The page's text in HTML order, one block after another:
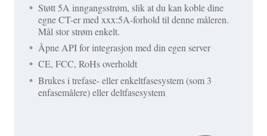
Støtt 5A inngangsstrøm, slik at du kan koble dine
egne CT-er med xxx:5A-forhold til denne måleren.
Mål stor strøm enkelt.
Åpne API for integrasjon med din egen server
CE, FCC, RoHs overholdt
Brukes i trefase- eller enkeltfasesystem (som 3
enfasemålere) eller deltfasesystem